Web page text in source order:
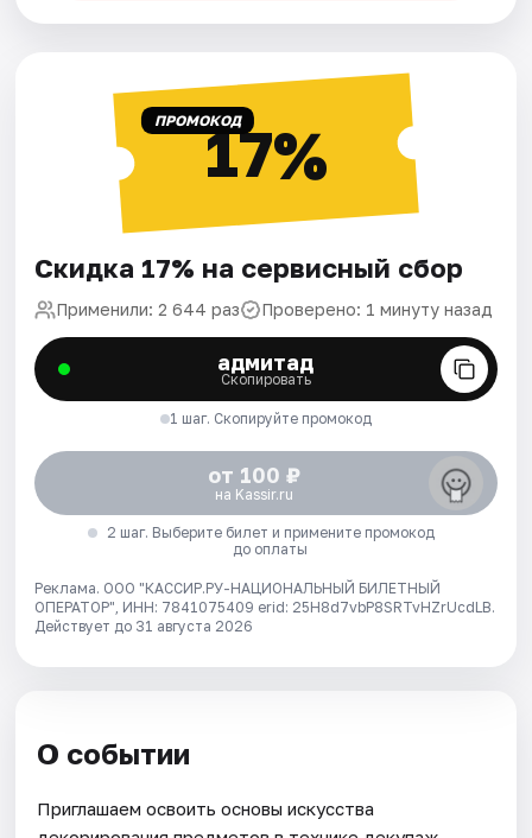
ПРОМОКОД17%
Скидка 17% на сервисный сбор
Применили: 2 644 раз Проверено: 1 минуту назад
адмитад
Скопировать
1 шаг. Скопируйте промокод
от 100 ₽
на Kassir.ru
2 шаг. Выберите билет и примените промокод
до оплаты
Реклама. ООО "КАССИР.РУ-НАЦИОНАЛЬНЫЙ БИЛЕТНЫЙ
ОПЕРАТОР", ИНН: 7841075409 erid: 25H8d7vbP8SRTvHZrUcdLB.
Действует до 31 августа 2026
О событии
Приглашаем освоить основы искусства